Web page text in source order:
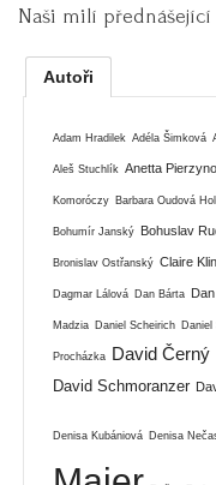
Naši milí
Autoři
Adam Hradilek Adéla Šimková
Aleš Stuchlík Anetta
Komoróczy Barbara Oudová
Bohumír Janský Bohuslav
Bronislav Ostřanský Claire
Dagmar Lálová Dan Bárta
Madzia Daniel Scheirich Daniel
Procházka David Černý
David Schmoranzer
Denisa Kubániová Denisa